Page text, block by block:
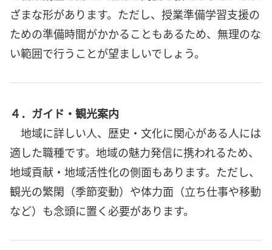
ざまな形があります。ただし、授業準備学習支援の
ための準備時間がかかることもあるため、無理のな
い範囲で行うことが望ましいでしょう。
４．ガイド・観光案内
地域に詳しい人、歴史・文化に関心がある人には
適した職種です。地域の魅力発信に携われるため、
地域貢献・地域活性化の側面もあります。ただし、
観光の繁閑（季節変動）や体力面（立ち仕事や移動
など）も念頭に置く必要があります。